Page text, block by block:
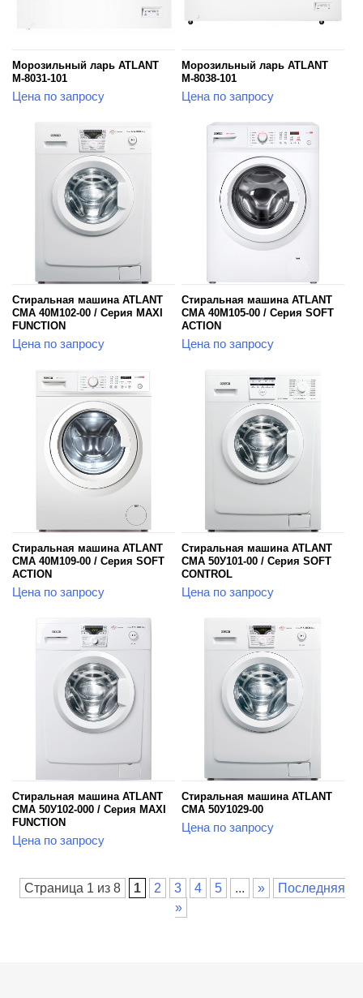
Морозильный ларь ATLANT
М-8031-101
Цена по запросу
Морозильный ларь ATLANT
М-8038-101
Цена по запросу
Стиральная машина ATLANT
СМА 40М102-00 / Серия MAXI
FUNCTION
Цена по запросу
Стиральная машина ATLANT
СМА 40М105-00 / Серия SOFT
ACTION
Цена по запросу
Стиральная машина ATLANT
СМА 40М109-00 / Серия SOFT
ACTION
Цена по запросу
Стиральная машина ATLANT
СМА 50У101-00 / Серия SOFT
CONTROL
Цена по запросу
Стиральная машина ATLANT
СМА 50У102-000 / Серия MAXI
FUNCTION
Цена по запросу
Стиральная машина ATLANT
СМА 50У1029-00
Цена по запросу
Страница 1 из 8 1 2 3 4 5 ... »
Последняя
»